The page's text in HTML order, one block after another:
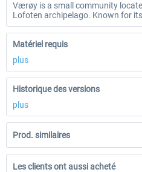
Værøy is a small community
Lofoten archipelago. Known for
Matériel requis
plus
Historique des versions
plus
Prod. similaires
Les clients ont aussi acheté